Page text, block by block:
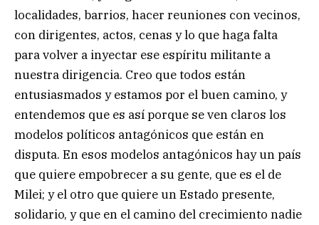
localidades, barrios, hacer reuniones con vecinos,
con dirigentes, actos, cenas y lo que haga falta
para volver a inyectar ese espíritu militante a
nuestra dirigencia. Creo que todos están
entusiasmados y estamos por el buen camino, y
entendemos que es así porque se ven claros los
modelos políticos antagónicos que están en
disputa. En esos modelos antagónicos hay un país
que quiere empobrecer a su gente, que es el de
Milei; y el otro que quiere un Estado presente,
solidario, y que en el camino del crecimiento nadie